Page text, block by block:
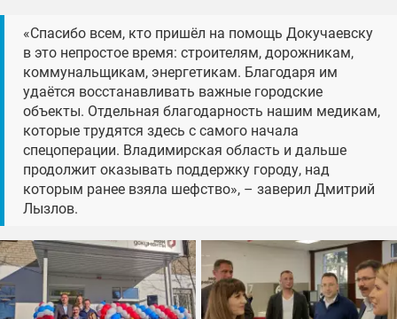
«Спасибо всем, кто пришёл на помощь Докучаевску
в это непростое время: строителям, дорожникам,
коммунальщикам, энергетикам. Благодаря им
удаётся восстанавливать важные городские
объекты. Отдельная благодарность нашим медикам,
которые трудятся здесь с самого начала
спецоперации. Владимирская область и дальше
продолжит оказывать поддержку городу, над
которым ранее взяла шефство», – заверил Дмитрий
Лызлов.